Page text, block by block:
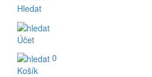
Hledat
Účet
0
Košík